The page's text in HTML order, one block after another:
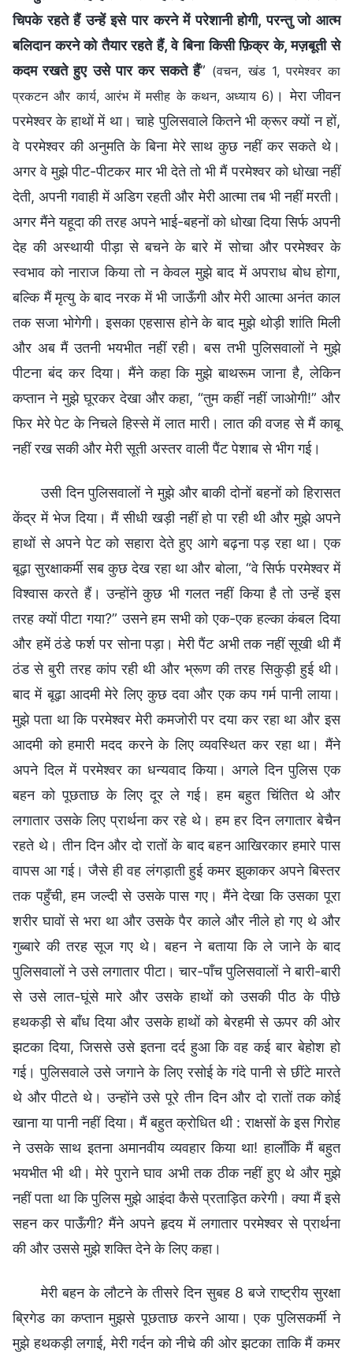
चिपके रहते हैं उन्हें इसे पार करने में परेशानी होगी, परन्तु जो आत्म
बलिदान करने को तैयार रहते हैं, वे बिना किसी फ़िक्र के, मज़बूती से
कदम रखते हुए उसे पार कर सकते हैं” (वचन, खंड 1, परमेश्वर का
प्रकटन और कार्य, आरंभ में मसीह के कथन, अध्याय 6) । मेरा जीवन
परमेश्वर के हाथों में था। चाहे पुलिसवाले कितने भी क्रूर क्यों न हों,
वे परमेश्वर की अनुमति के बिना मेरे साथ कुछ नहीं कर सकते थे।
अगर वे मुझे पीट-पीटकर मार भी देते तो भी मैं परमेश्वर को धोखा नहीं
देती, अपनी गवाही में अडिग रहती और मेरी आत्मा तब भी नहीं मरती।
अगर मैंने यहूदा की तरह अपने भाई-बहनों को धोखा दिया सिर्फ अपनी
देह की अस्थायी पीड़ा से बचने के बारे में सोचा और परमेश्वर के
स्वभाव को नाराज किया तो न केवल मुझे बाद में अपराध बोध होगा,
बल्कि मैं मृत्यु के बाद नरक में भी जाऊँगी और मेरी आत्मा अनंत काल
तक सजा भोगेगी। इसका एहसास होने के बाद मुझे थोड़ी शांति मिली
और अब मैं उतनी भयभीत नहीं रही। बस तभी पुलिसवालों ने मुझे
पीटना बंद कर दिया। मैंने कहा कि मुझे बाथरूम जाना है, लेकिन
कप्तान ने मुझे घूरकर देखा और कहा, “तुम कहीं नहीं जाओगी!” और
फिर मेरे पेट के निचले हिस्से में लात मारी। लात की वजह से मैं काबू
नहीं रख सकी और मेरी सूती अस्तर वाली पैंट पेशाब से भीग गई।
उसी दिन पुलिसवालों ने मुझे और बाकी दोनों बहनों को हिरासत
केंद्र में भेज दिया। मैं सीधी खड़ी नहीं हो पा रही थी और मुझे अपने
हाथों से अपने पेट को सहारा देते हुए आगे बढ़ना पड़ रहा था। एक
बूढ़ा सुरक्षाकर्मी सब कुछ देख रहा था और बोला, “वे सिर्फ परमेश्वर में
विश्वास करते हैं। उन्होंने कुछ भी गलत नहीं किया है तो उन्हें इस
तरह क्यों पीटा गया?” उसने हम सभी को एक-एक हल्का कंबल दिया
और हमें ठंडे फर्श पर सोना पड़ा। मेरी पैंट अभी तक नहीं सूखी थी मैं
ठंड से बुरी तरह कांप रही थी और भ्रूण की तरह सिकुड़ी हुई थी।
बाद में बूढ़ा आदमी मेरे लिए कुछ दवा और एक कप गर्म पानी लाया।
मुझे पता था कि परमेश्वर मेरी कमजोरी पर दया कर रहा था और इस
आदमी को हमारी मदद करने के लिए व्यवस्थित कर रहा था। मैंने
अपने दिल में परमेश्वर का धन्यवाद किया। अगले दिन पुलिस एक
बहन को पूछताछ के लिए दूर ले गई। हम बहुत चिंतित थे और
लगातार उसके लिए प्रार्थना कर रहे थे। हम हर दिन लगातार बेचैन
रहते थे। तीन दिन और दो रातों के बाद बहन आखिरकार हमारे पास
वापस आ गई। जैसे ही वह लंगड़ाती हुई कमर झुकाकर अपने बिस्तर
तक पहुँची, हम जल्दी से उसके पास गए। मैंने देखा कि उसका पूरा
शरीर घावों से भरा था और उसके पैर काले और नीले हो गए थे और
गुब्बारे की तरह सूज गए थे। बहन ने बताया कि ले जाने के बाद
पुलिसवालों ने उसे लगातार पीटा। चार-पाँच पुलिसवालों ने बारी-बारी
से उसे लात-घूंसे मारे और उसके हाथों को उसकी पीठ के पीछे
हथकड़ी से बाँध दिया और उसके हाथों को बेरहमी से ऊपर की ओर
झटका दिया, जिससे उसे इतना दर्द हुआ कि वह कई बार बेहोश हो
गई। पुलिसवाले उसे जगाने के लिए रसोई के गंदे पानी से छींटे मारते
थे और पीटते थे। उन्होंने उसे पूरे तीन दिन और दो रातों तक कोई
खाना या पानी नहीं दिया। मैं बहुत क्रोधित थी : राक्षसों के इस गिरोह
ने उसके साथ इतना अमानवीय व्यवहार किया था! हालाँकि मैं बहुत
भयभीत भी थी। मेरे पुराने घाव अभी तक ठीक नहीं हुए थे और मुझे
नहीं पता था कि पुलिस मुझे आइंदा कैसे प्रताड़ित करेगी। क्या मैं इसे
सहन कर पाऊँगी? मैंने अपने हृदय में लगातार परमेश्वर से प्रार्थना
की और उससे मुझे शक्ति देने के लिए कहा।
मेरी बहन के लौटने के तीसरे दिन सुबह 8 बजे राष्ट्रीय सुरक्षा
ब्रिगेड का कप्तान मुझसे पूछताछ करने आया। एक पुलिसकर्मी ने
मुझे हथकड़ी लगाई, मेरी गर्दन को नीचे की ओर झटका ताकि मैं कमर